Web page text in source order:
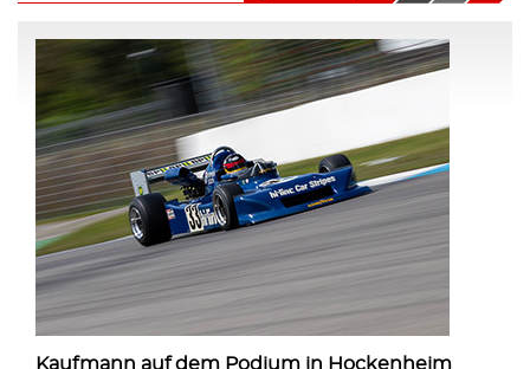
Kaufmann auf dem Podium in Hockenheim